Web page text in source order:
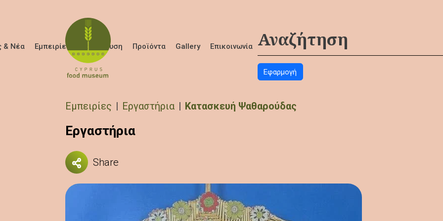
& Νέα Εμπειρίες Εκπαίδευση Προϊόντα Gallery Επικοινωνία
Breadcrumb
Εμπειρίες Εργαστήρια Κατασκευή Ψαθαρούδας
Εργαστήρια
Share